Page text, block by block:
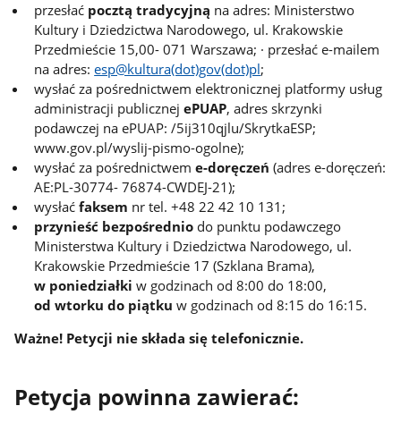
przesłać pocztą tradycyjną na adres: Ministerstwo
Kultury i Dziedzictwa Narodowego, ul. Krakowskie
Przedmieście 15,00- 071 Warszawa; · przesłać e-mailem
na adres:esp@kultura(dot)gov(dot)pl;
wysłać za pośrednictwem elektronicznej platformy usług
administracji publicznejePUAP, adres skrzynki
podawczej na ePUAP: /5ij310qjlu/SkrytkaESP;
www.gov.pl/wyslij-pismo-ogolne);
wysłać za pośrednictweme-doręczeń (adres e-doręczeń:
AE:PL-30774- 76874-CWDEJ-21);
wysłaćfaksem nr tel. +48 22 42 10 131;
przynieść bezpośrednio do punktu podawczego
Ministerstwa Kultury i Dziedzictwa Narodowego, ul.
Krakowskie Przedmieście 17 (Szklana Brama),
w poniedziałkiw godzinach od 8:00 do 18:00,
od wtorku do piątku w godzinach od 8:15 do 16:15.
Ważne! Petycji nie składa się telefonicznie.
Petycja powinna zawierać: